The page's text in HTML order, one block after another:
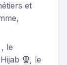
et
le
🧕, le